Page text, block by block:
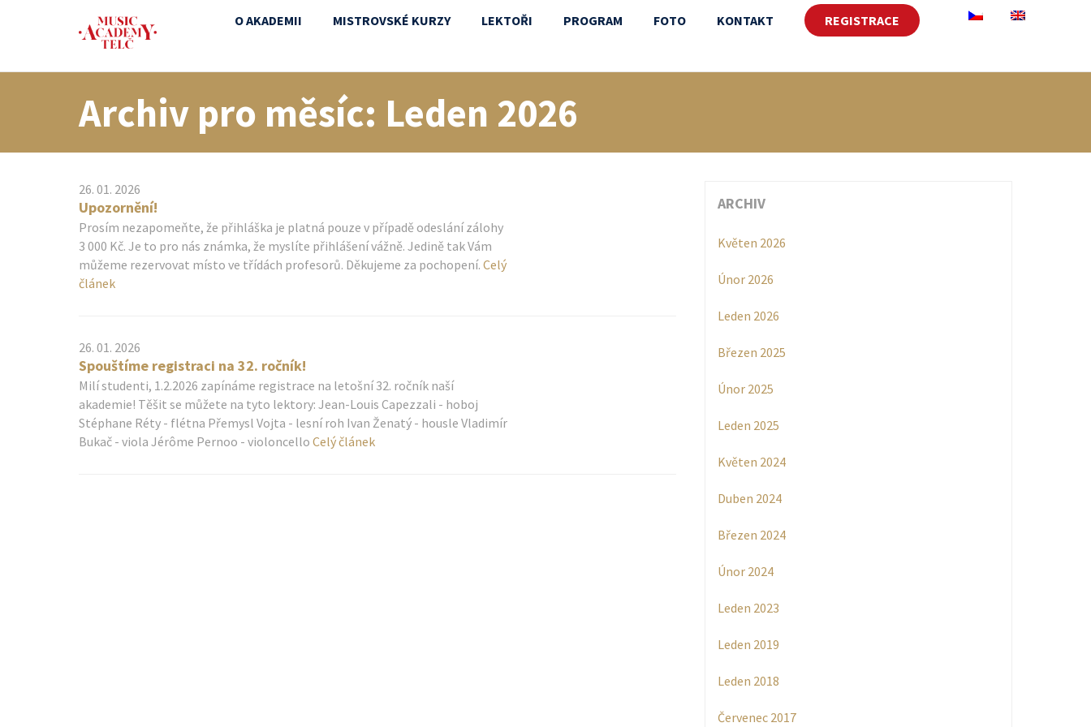
O AKADEMII MISTROVSKÉ KURZY LEKTOŘI PROGRAM FOTO KONTAKT REGISTRACE
Archiv pro měsíc: Leden 2026
26. 01. 2026
Upozornění!
Prosím nezapomeňte, že přihláška je platná pouze v případě odeslání zálohy
3 000 Kč. Je to pro nás známka, že myslíte přihlášení vážně. Jedině tak Vám
můžeme rezervovat místo ve třídách profesorů. Děkujeme za pochopení. Celý
článek
26. 01. 2026
Spouštíme registraci na 32. ročník!
Milí studenti, 1.2.2026 zapínáme registrace na letošní 32. ročník naší
akademie! Těšit se můžete na tyto lektory: Jean-Louis Capezzali - hoboj
Stéphane Réty - flétna Přemysl Vojta - lesní roh Ivan Ženatý - housle Vladimír
Bukač - viola Jérôme Pernoo - violoncello Celý článek
ARCHIV
Květen 2026
Únor 2026
Leden 2026
Březen 2025
Únor 2025
Leden 2025
Květen 2024
Duben 2024
Březen 2024
Únor 2024
Leden 2023
Leden 2019
Leden 2018
Červenec 2017